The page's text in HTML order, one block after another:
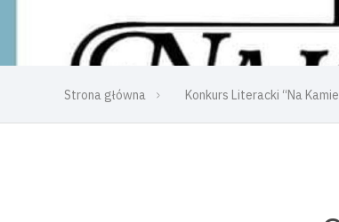
Strona główna Konkurs Literacki “Na